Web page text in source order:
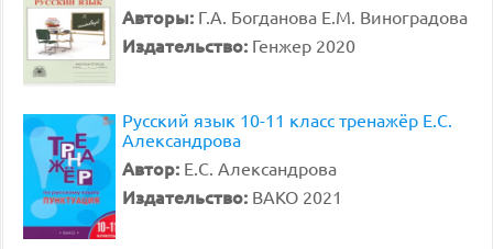
Авторы: Г.А. Богданова Е.М. Виноградова
Издательство: Генжер 2020
Русский язык 10-11 класс тренажёр Е.С.
Александрова
Автор: Е.С. Александрова
Издательство: ВАКО 2021